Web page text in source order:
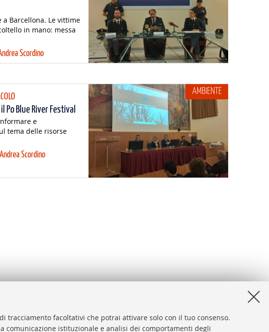
tracciamento facoltativi che potrai attivare solo con il tuo consenso.
comunicazione istituzionale e analisi dei comportamenti degli
a Barcellona. Le vittime
in mano: messa
Scordino
AMBIENTE
Po Blue River Festival
e
tema delle risorse
Andrea Scordino